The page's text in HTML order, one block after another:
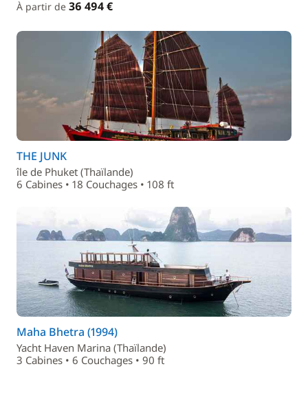
À partir de 36 494 €
THE JUNK
île de Phuket (Thaïlande)
6 Cabines • 18 Couchages • 108 ft
Maha Bhetra (1994)
Yacht Haven Marina (Thaïlande)
3 Cabines • 6 Couchages • 90 ft